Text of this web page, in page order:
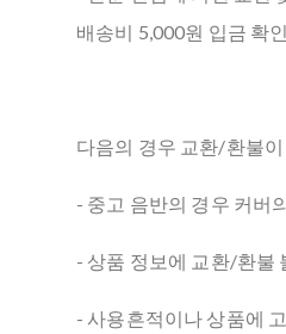
배송비 5,000원 입금 확
다음의 경우 교환/환불
- 중고 음반의 경우 커버
- 상품 정보에 교환/환불
- 사용흔적이나 상품에